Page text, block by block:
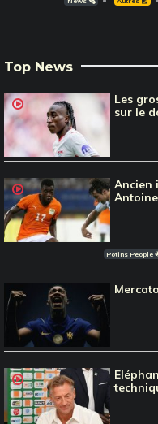
Top News
Les
sur le
Ancien
Potins People